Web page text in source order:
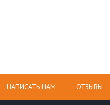
НАПИСАТЬ НАМ ОТЗЫВЫ